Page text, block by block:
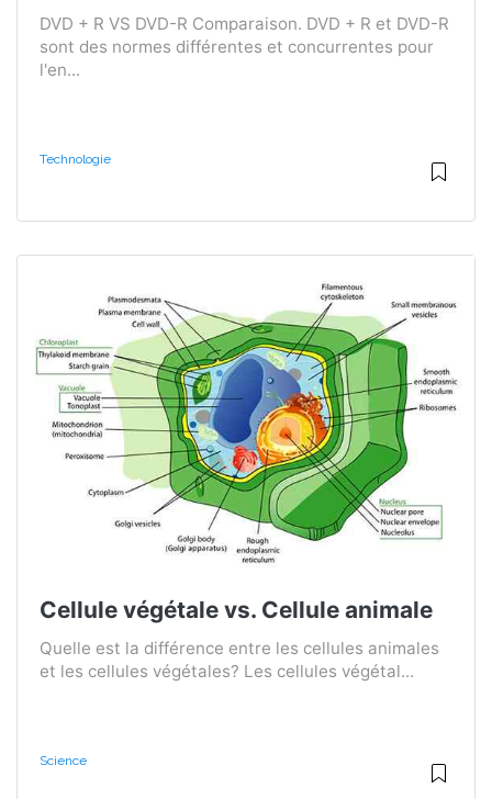
DVD + R VS DVD-R Comparaison. DVD + R et DVD-R
sont des normes différentes et concurrentes pour
l'en...
Technologie
Cellule végétale vs. Cellule animale
Quelle est la différence entre les cellules animales
et les cellules végétales? Les cellules végétal...
Science